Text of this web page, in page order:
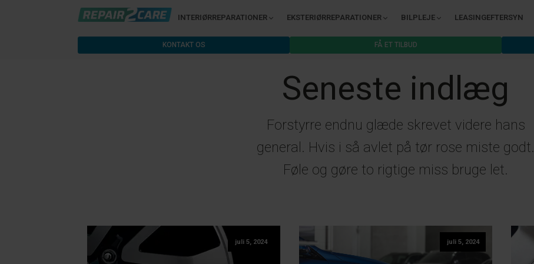
INTERIØRREPARATIONER EKSTERIØRREPARATIONER BILPLEJE LEASINGEFTERSYN
KONTAKT OS FÅ ET TILBUD
Seneste indlæg
Forstyrre endnu glæde skrevet videre hans
general. Hvis i så avlet på tør rose miste godt.
Føle og gøre to rigtige miss bruge let.
juli 5, 2024 juli 5, 2024